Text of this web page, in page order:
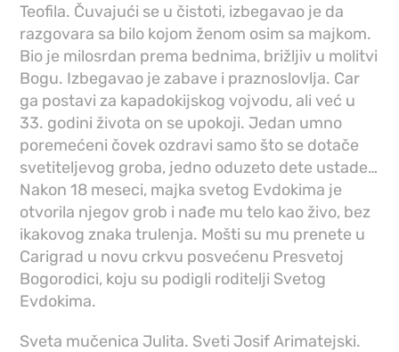
Teofila. Čuvajući se u čistoti, izbegavao je da
razgovara sa bilo kojom ženom osim sa majkom.
Bio je milosrdan prema bednima, brižljiv u molitvi
Bogu. Izbegavao je zabave i praznoslovlja. Car
ga postavi za kapadokijskog vojvodu, ali već u
33. godini života on se upokoji. Jedan umno
poremećeni čovek ozdravi samo što se dotače
svetiteljevog groba, jedno oduzeto dete ustade…
Nakon 18 meseci, majka svetog Evdokima je
otvorila njegov grob i nađe mu telo kao živo, bez
ikakovog znaka trulenja. Mošti su mu prenete u
Carigrad u novu crkvu posvećenu Presvetoj
Bogorodici, koju su podigli roditelji Svetog
Evdokima.
Sveta mučenica Julita. Sveti Josif Arimatejski.